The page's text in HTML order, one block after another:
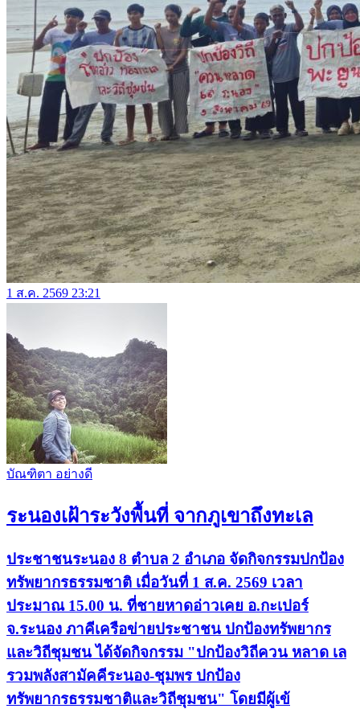
1 ส.ค. 2569 23:21
บัณฑิตา อย่างดี
ระนองเฝ้าระวังพื้นที่ จากภูเขาถึงทะเล
ประชาชนระนอง 8 ตำบล 2 อำเภอ จัดกิจกรรม​ปกป้อง
ทรัพยากรธรรมชาติ เมื่อวันที่ 1 ส.ค. 2569 เวลา
ประมาณ 15.00 น. ที่ชายหาดอ่าวเคย อ.กะเปอร์
จ.ระนอง ภาคีเครือข่ายประชาชน ปกป้องทรัพยากร
และวิถีชุมชน ได้จัดกิจกรรม "ปกป้องวิถีควน หลาด เล
รวมพลังสามัคคีระนอง-ชุมพร ปกป้อง
ทรัพยากรธรรมชาติและวิถีชุมชน" โดยมีผู้เข้